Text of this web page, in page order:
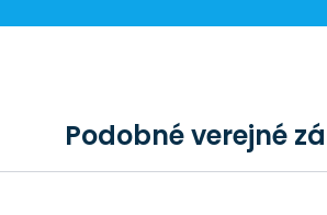
Podobné verejné